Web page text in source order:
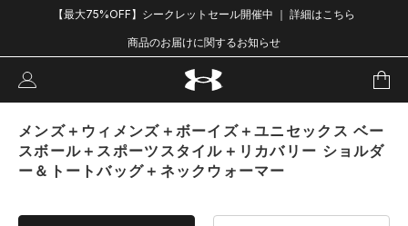
【最大75%OFF】シークレットセール開催中 ｜ 詳細はこちら
商品のお届けに関するお知らせ
メンズ＋ウィメンズ＋ボーイズ＋ユニセックス ベー
スボール＋スポーツスタイル＋リカバリー ショルダ
ー＆トートバッグ＋ネックウォーマー